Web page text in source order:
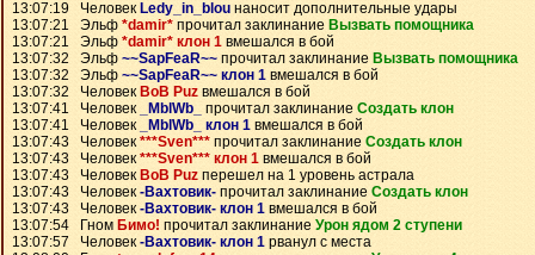
13:07:19 Человек Ledy_in_blou наносит дополнительные удары
13:07:21 Эльф *damir* прочитал заклинание Вызвать помощника
13:07:21 Эльф *damir* клон 1 вмешался в бой
13:07:32 Эльф ~~SapFeaR~~ прочитал заклинание Вызвать помощника
13:07:32 Эльф ~~SapFeaR~~ клон 1 вмешался в бой
13:07:32 Человек BoB Puz вмешался в бой
13:07:41 Человек
_MblWb_ прочитал заклинание Создать клон
13:07:41 Человек
_MblWb_ клон 1 вмешался в бой
13:07:43 Человек***Sven*** прочитал заклинание Создать клон
13:07:43 Человек***Sven*** клон 1 вмешался в бой
13:07:43 Человек BoB Puz перешел на 1 уровень астрала
13:07:43 Человек -Вахтовик- прочитал заклинание Создать клон
13:07:43 Человек-Вахтовик- клон 1 вмешался в бой
13:07:54 Гном Бимо! прочитал заклинание Урон ядом 2 ступени
13:07:57 Человек-Вахтовик- клон 1 рванул с места